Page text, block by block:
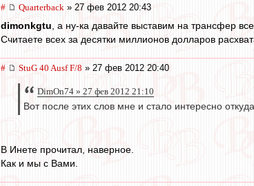
# Quarterback » 27 фев 2012 20:43
dimonkgtu , а ну-ка давайте выставим на трансфер
Считаете всех за десятки миллионов долларов
# StuG 40 Ausf F/8 » 27 фев 2012 20:40
DimOn74 » 27 фев 2012 21:10
Вот после этих слов мне и стало интересно
В Инете прочитал, наверное.
Как и мы с Вами.